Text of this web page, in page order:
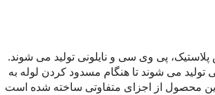
پی وی سی و نایلونی تولید می شوند.
تولید می شوند تا هنگام مسدود کردن لوله به
این محصول از اجزای متفاوتی ساخته شده است